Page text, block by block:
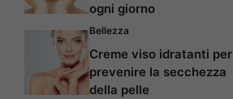
ogni giorno
Bellezza
Creme viso idratanti per
prevenire la secchezza
della pelle